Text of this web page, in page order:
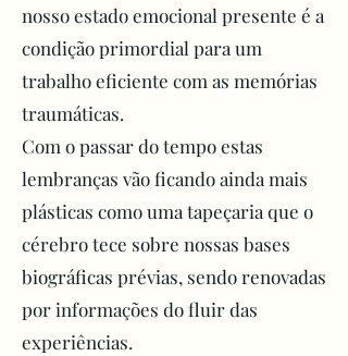
por ano, ou seja, em média 38
pessoas cometem suicídio por
dia e os índices não param de
aumentar.
Muitos casos poderiam ser
evitados se tivessem acesso ao
tratamento e informações de
qualidade.
Sinais de alerta
Mudanças no Comportamento:
– Afastar-se dos entes queridos
nosso estado emocional presente é a
condição primordial para um
trabalho eficiente com as memórias
traumáticas.
Com o passar do tempo estas
lembranças vão ficando ainda mais
plásticas como uma tapeçaria que o
cérebro tece sobre nossas bases
biográficas prévias, sendo renovadas
por informações do fluir das
experiências.